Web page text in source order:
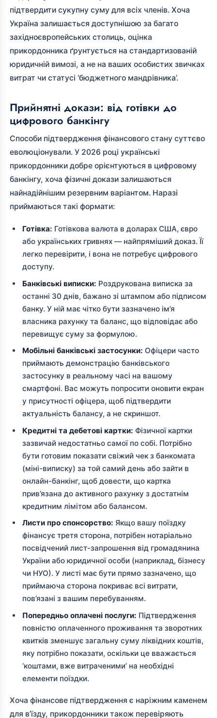
підтвердити сукупну суму для всіх членів. Хоча
Україна залишається доступнішою за багато
західноєвропейських столиць, оцінка
прикордонника ґрунтується на стандартизованій
юридичній вимозі, а не на ваших особистих звичках
витрат чи статусі ‘бюджетного мандрівника’.
Прийнятні докази: від готівки до
цифрового банкінгу
Способи підтвердження фінансового стану суттєво
еволюціонували. У 2026 році українські
прикордонники добре орієнтуються в цифровому
банкінгу, хоча фізичні докази залишаються
найнадійнішим резервним варіантом. Наразі
приймаються такі формати:
Готівка: Готівкова валюта в доларах США, євро
або українських гривнях — найпряміший доказ. Її
легко перевірити, і вона не потребує цифрового
доступу.
Банківські виписки: Роздрукована виписка за
останні 30 днів, бажано зі штампом або підписом
банку. У ній має чітко бути зазначено ім’я
власника рахунку та баланс, що відповідає або
перевищує суму за формулою.
Мобільні банківські застосунки: Офіцери часто
приймають демонстрацію банківського
застосунку в реальному часі на вашому
смартфоні. Вас можуть попросити оновити екран
у присутності офіцера, щоб підтвердити
актуальність балансу, а не скриншот.
Кредитні та дебетові картки: Фізичної картки
зазвичай недостатньо самої по собі. Потрібно
бути готовим показати свіжий чек з банкомата
(міні-виписку) за той самий день або зайти в
онлайн-банкінг, щоб довести, що картка
прив’язана до активного рахунку з достатнім
кредитним лімітом або балансом.
Листи про спонсорство: Якщо вашу поїздку
фінансує третя сторона, потрібен нотаріально
посвідчений лист-запрошення від громадянина
України або юридичної особи (наприклад, бізнесу
чи НУО). У листі має бути прямо зазначено, що
приймаюча сторона покриває всі витрати,
пов’язані з вашим перебуванням.
Попередньо оплачені послуги: Підтвердження
повністю оплаченного проживання та зворотних
квитків зменшує загальну суму ліквідних коштів,
яку потрібно показати, оскільки це вважається
‘коштами, вже витраченими’ на необхідні
елементи поїздки.
Хоча фінансове підтвердження є наріжним каменем
для в’їзду, прикордонники також перевіряють